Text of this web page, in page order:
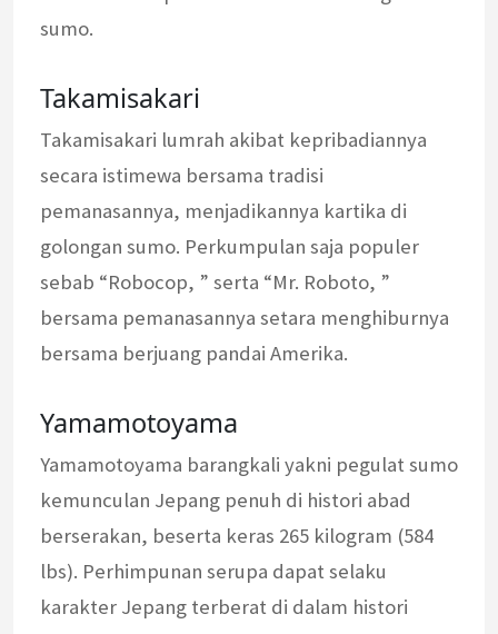
sumo.
Takamisakari
Takamisakari lumrah akibat kepribadiannya
secara istimewa bersama tradisi
pemanasannya, menjadikannya kartika di
golongan sumo. Perkumpulan saja populer
sebab “Robocop, ” serta “Mr. Roboto, ”
bersama pemanasannya setara menghiburnya
bersama berjuang pandai Amerika.
Yamamotoyama
Yamamotoyama barangkali yakni pegulat sumo
kemunculan Jepang penuh di histori abad
berserakan, beserta keras 265 kilogram (584
lbs). Perhimpunan serupa dapat selaku
karakter Jepang terberat di dalam histori